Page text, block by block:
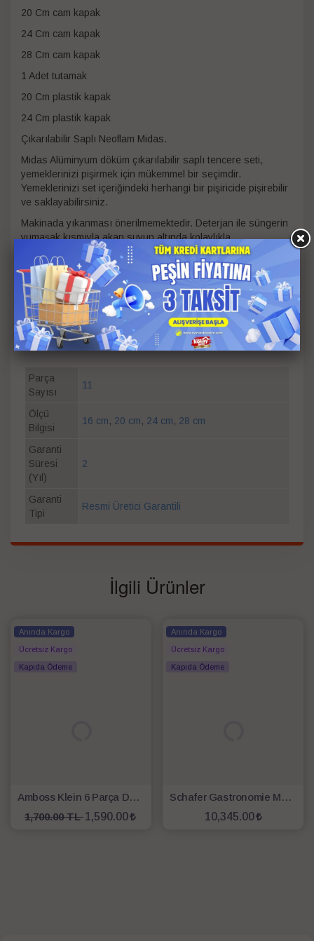
20 Cm cam kapak
24 Cm cam kapak
28 Cm cam kapak
1 Adet tutamak
20 Cm plastik kapak
24 Cm plastik kapak
Çıkarılabilir Saplı Neoflam Midas.
Midas Alüminyum döküm çıkarılabilir saplı tencere seti,
yemeklerinizi pişirmek için mükemmel bir seçimdir.
Yemeklerinizi set içeriğindeki herhangi bir pişiricide pişirebilir
ve saklayabilirsiniz.
Makinada yıkanması önerilmemektedir. Deterjan ile süngerin
yumaşak kısmıyla akan suyun altında kolaylıkla
temizlenebilmektedir.
Kalan yemeğiniz var ise, pişirme kabının üzerini set
içeriğinde bulunan plastik kapak ile kapatarak
buzdolabınızda saklayabilirsiniz.
MİDAS ayrılabilir kulp, pişirme kabına kilitlendiğinde
mükemmel tutuş sağlar. Ayrıca pişirme kabından güvenli ve
kolay bir şekilde ayrılır.
Parça
Sayısı
11
Ölçü
Bilgisi
16 cm, 20 cm, 24 cm, 28 cm
Garanti
Süresi
(Yıl)
2
Garanti
Tipi
Resmi Üretici Garantili
İlgili Ürünler
Anında Kargo
Ücretsiz Kargo
Kapıda Ödeme
Amboss Klein 6 Parça Döküm Granit Kaplama Tencere Seti
1,700.00 TL1,590.00
Anında Kargo
Ücretsiz Kargo
Kapıda Ödeme
Schafer Gastronomie Master Yanmaz Yapışmaz İndüksiyon Tabanlı 7 Parça Tencere Seti Siyah
10,345.00